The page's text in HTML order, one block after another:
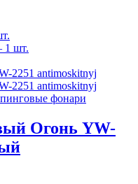
1 шт.
фонари
Огонь YW-